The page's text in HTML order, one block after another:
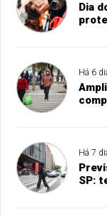
Dia
Há 6
Há 7
SP: